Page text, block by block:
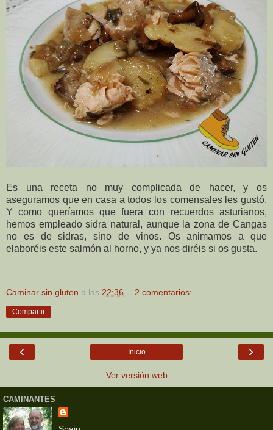
Es una receta no muy complicada de hacer, y os
aseguramos que en casa a todos los comensales les gustó.
Y como queríamos que fuera con recuerdos asturianos,
hemos empleado sidra natural, aunque la zona de Cangas
no es de sidras, sino de vinos. Os animamos a que
elaboréis este salmón al horno, y ya nos diréis si os gusta.
Caminar sin gluten a las 22:36 2 comentarios:
Compartir
‹ ›
Inicio
Ver versión web
CAMINANTES